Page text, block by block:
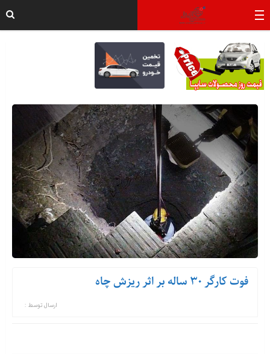
فوت کارگر ۳۰ ساله بر اثر ریزش چاه
ارسال توسط :